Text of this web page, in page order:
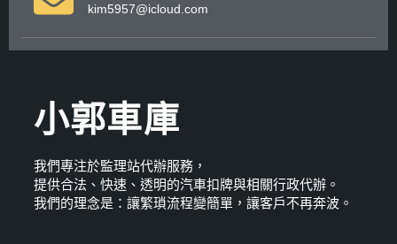
kim5957@icloud.com
小郭車庫
我們專注於監理站代辦服務，
提供合法、快速、透明的汽車扣牌與相關行政代辦。
我們的理念是：讓繁瑣流程變簡單，讓客戶不再奔波。